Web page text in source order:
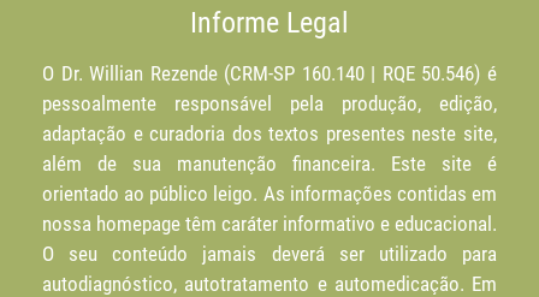
Informe Legal
O Dr. Willian Rezende (CRM-SP 160.140 | RQE 50.546) é
pessoalmente responsável pela produção, edição,
adaptação e curadoria dos textos presentes neste site,
além de sua manutenção financeira. Este site é
orientado ao público leigo. As informações contidas em
nossa homepage têm caráter informativo e educacional.
O seu conteúdo jamais deverá ser utilizado para
autodiagnóstico, autotratamento e automedicação. Em